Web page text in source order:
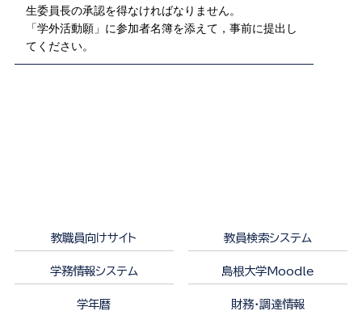
生委員長の承認を得なければなりません。
「学外活動願」に参加者名簿を添えて，事前に提出し
てください。
教職員向けサイト 教員検索システム
学務情報システム 島根大学Moodle
学年暦 財務・調達情報